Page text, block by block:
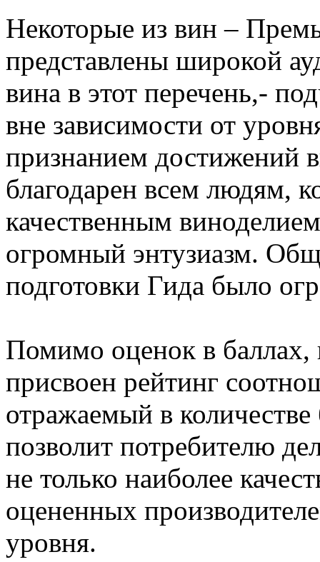
Некоторые из вин –
представлены широкой
вина в этот перечень,-
вне зависимости от
признанием достижений
благодарен всем людям,
качественным
огромный энтузиазм.
подготовки Гида было
Помимо оценок в
присвоен рейтинг
отражаемый в
позволит потребителю
не только наиболее
оцененных
уровня.